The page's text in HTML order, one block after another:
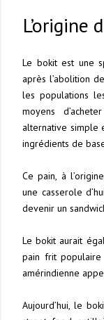
L’origine
Le bokit est une
après l’abolition
les populations
moyens
alternative simple
ingrédients de
Ce pain, à
une casserole
devenir un
Le bokit aurait
pain frit populaire
amérindienne
Aujourd’hui, le